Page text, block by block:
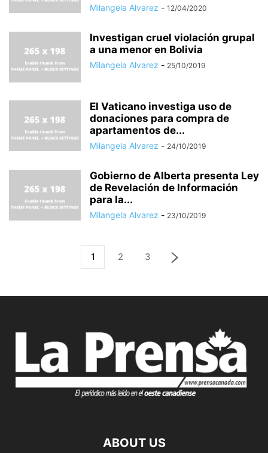
Milangela Alvarez - 12/04/2020
Investigan cruel violación grupal
a una menor en Bolivia
Milangela Alvarez - 25/10/2019
El Vaticano investiga uso de
donaciones para compra de
apartamentos de...
Milangela Alvarez - 24/10/2019
Gobierno de Alberta presenta Ley
de Revelación de Información
para la...
Milangela Alvarez - 23/10/2019
1 2 3
ABOUT US